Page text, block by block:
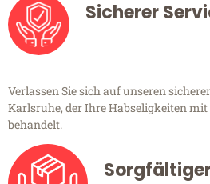
Sicherer
Verlassen Sie sich auf unseren
Karlsruhe, der Ihre Habseligkeiten
behandelt.